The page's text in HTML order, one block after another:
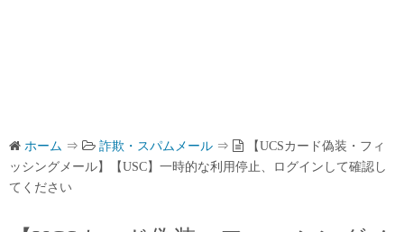
ホーム ⇒ 詐欺・スパムメール ⇒
【UCSカード偽装・フィ
ッシングメール】【USC】一時的な利用停止、ログインして確認し
てください